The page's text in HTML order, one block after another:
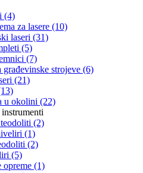
(4)
za lasere (10)
laseri (31)
(5)
(7)
građevinske strojeve (6)
(21)
u okolini (22)
(2)
(1)
(2)
(5)
opreme (1)